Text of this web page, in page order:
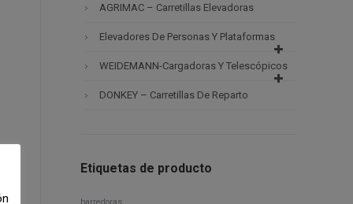
AGRIMAC – Carretillas Elevadoras
Elevadores De Personas Y Plataformas
WEIDEMANN-Cargadoras Y Telescópicos
DONKEY – Carretillas De Reparto
Etiquetas de producto